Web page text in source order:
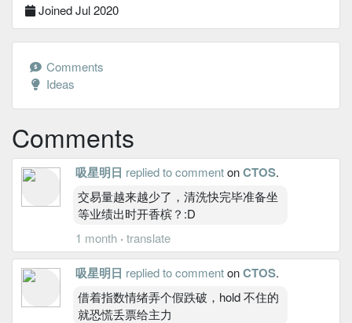
Joined Jul 2020
Comments
Ideas
Comments
吸星明日 replied to commentonCTOS.
交易量越来越少了，清洗快完毕准备坐
等业绩出时开香槟？:D
1 month · translate
吸星明日 replied to commentonCTOS.
借着指数情绪弄个假跌破，hold 不住的
就恐慌丢票给主力